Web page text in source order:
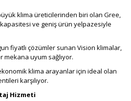
klima üreticilerinden biri olan Gree,
kapasitesi ve geniş ürün yelpazesiyle
fiyatlı çözümler sunan Vision klimalar,
mekana uyum sağlıyor.
klima arayanlar için ideal olan
karşılıyor.
Hizmeti